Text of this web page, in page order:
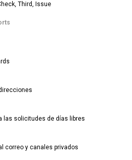
Third, Issue
las solicitudes de días libres
correo y canales privados